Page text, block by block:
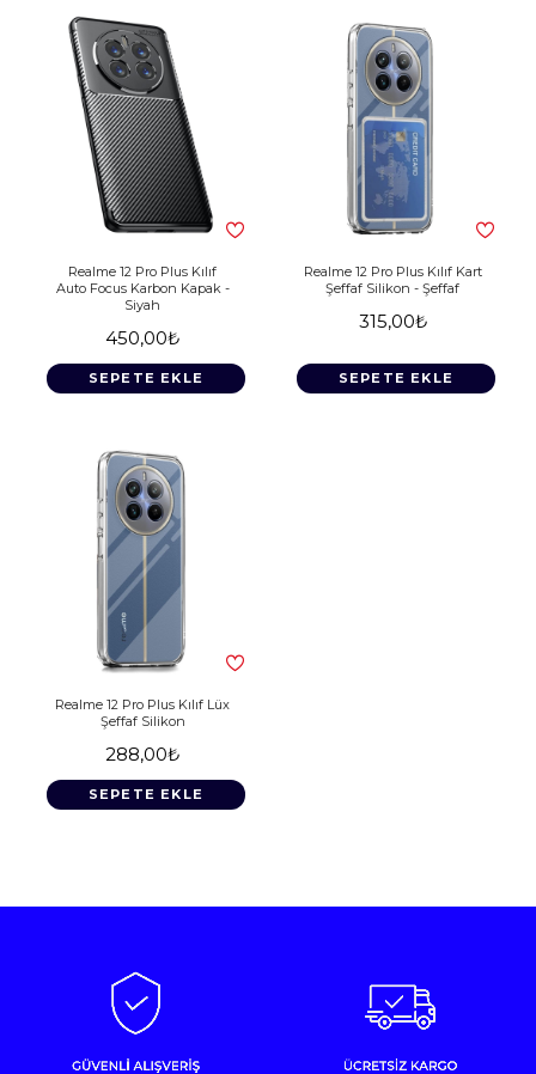
Realme 12 Pro Plus Kılıf
Auto Focus Karbon Kapak -
Siyah
450,00₺
SEPETE EKLE
Realme 12 Pro Plus Kılıf Kart
Şeffaf Silikon - Şeffaf
315,00₺
SEPETE EKLE
Realme 12 Pro Plus Kılıf Lüx
Şeffaf Silikon
288,00₺
SEPETE EKLE